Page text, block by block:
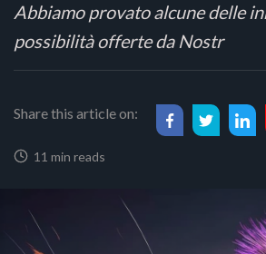
Abbiamo provato alcune delle
possibilità offerte da Nostr
Share this article on:
11 min reads